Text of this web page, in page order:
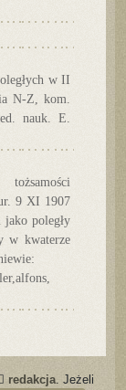
w II
N-Z, kom.
nauk. E.
9 XI 1907
poległy
w kwaterze
redakcja. Jeżeli